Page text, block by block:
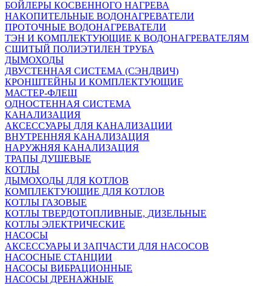
БОЙЛЕРЫ КОСВЕННОГО НАГРЕВА
НАКОПИТЕЛЬНЫЕ ВОДОНАГРЕВАТЕЛИ
ПРОТОЧНЫЕ ВОДОНАГРЕВАТЕЛИ
ТЭН И КОМПЛЕКТУЮЩИЕ К ВОДОНАГРЕВАТЕЛЯМ
СШИТЫЙ ПОЛИЭТИЛЕН ТРУБА
ДЫМОХОДЫ
ДВУСТЕННАЯ СИСТЕМА (СЭНДВИЧ)
КРОНШТЕЙНЫ И КОМПЛЕКТУЮЩИЕ
МАСТЕР-ФЛЕШ
ОДНОСТЕННАЯ СИСТЕМА
КАНАЛИЗАЦИЯ
АКСЕССУАРЫ ДЛЯ КАНАЛИЗАЦИИ
ВНУТРЕННЯЯ КАНАЛИЗАЦИЯ
НАРУЖНЯЯ КАНАЛИЗАЦИЯ
ТРАПЫ ДУШЕВЫЕ
КОТЛЫ
ДЫМОХОДЫ ДЛЯ КОТЛОВ
КОМПЛЕКТУЮЩИЕ ДЛЯ КОТЛОВ
КОТЛЫ ГАЗОВЫЕ
КОТЛЫ ТВЕРДОТОПЛИВНЫЕ, ДИЗЕЛЬНЫЕ
КОТЛЫ ЭЛЕКТРИЧЕСКИЕ
НАСОСЫ
АКСЕССУАРЫ И ЗАПЧАСТИ ДЛЯ НАСОСОВ
НАСОСНЫЕ СТАНЦИИ
НАСОСЫ ВИБРАЦИОННЫЕ
НАСОСЫ ДРЕНАЖНЫЕ